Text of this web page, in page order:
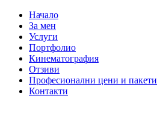
Начало
За мен
Услуги
Портфолио
Кинематография
Отзиви
Професионални цени и пакети
Контакти